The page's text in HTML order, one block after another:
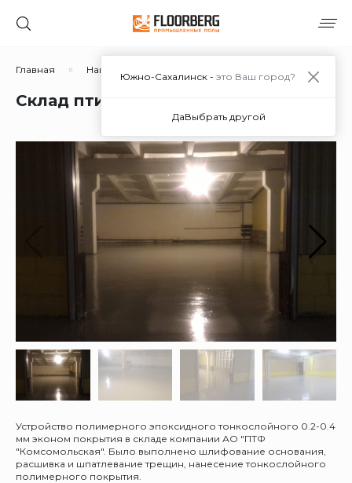
Главная Наши работы
Склад птицефабрики
Устройство полимерного эпоксидного тонкослойного 0.2-0.4
мм эконом покрытия в складе компании АО "ПТФ
"Комсомольская". Было выполнено шлифование основания,
расшивка и шпатлевание трещин, нанесение тонкослойного
полимерного покрытия.
Южно-Сахалинск - это Ваш город?
ДаВыбрать другой